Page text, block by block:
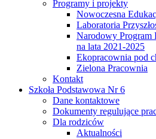
Programy i projekty
Nowoczesna
Laboratoria
Narodowy Program
na lata 2021-2025
Ekopracownia pod
Zielona Pracownia
Kontakt
Szkoła Podstawowa Nr 6
Dane kontaktowe
Dokumenty regulujące
Dla rodziców
Aktualności